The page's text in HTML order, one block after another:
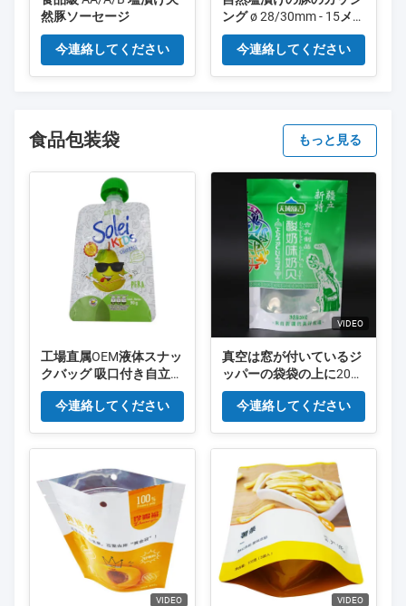
然豚ソーセージ
今連絡してください
ング ø 28/30mm - 15メー
トル BBQソーセージに最
今連絡してください
食品包装袋 もっと見る
工場直属OEM液体スナッ
クバッグ 吸口付き自立型
プラスチックバッグ
今連絡してください
VIDEO
真空は窓が付いているジ
ッパーの袋袋の上に200g
を立つ縮める
今連絡してください
VIDEO VIDEO